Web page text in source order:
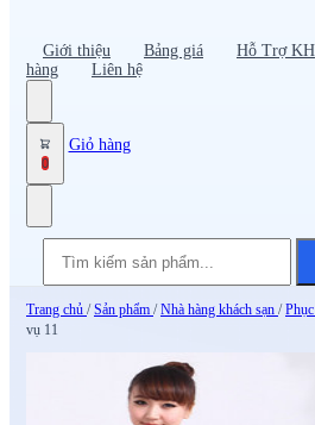
Giới thiệu Bảng giá Hỗ Trợ KH
hàng
Liên hệ
0
Giỏ hàng
Trang chủ / Sản phẩm / Nhà hàng khách sạn /
vụ 11